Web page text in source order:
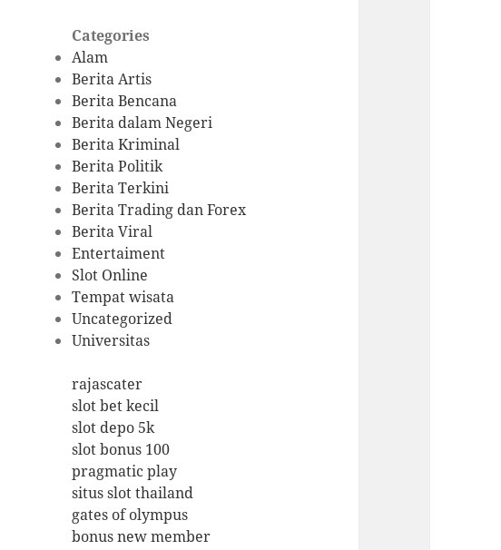
Categories
Alam
Berita Artis
Berita Bencana
Berita dalam Negeri
Berita Kriminal
Berita Politik
Berita Terkini
Berita Trading dan Forex
Berita Viral
Entertaiment
Slot Online
Tempat wisata
Uncategorized
Universitas
rajascater
slot bet kecil
slot depo 5k
slot bonus 100
pragmatic play
situs slot thailand
gates of olympus
bonus new member